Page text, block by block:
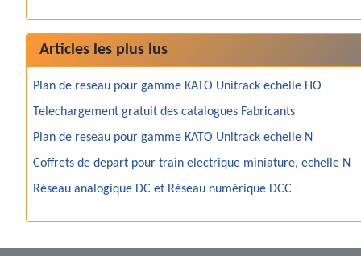
Articles les plus lus
Plan de reseau pour gamme KATO Unitrack echelle HO
Telechargement gratuit des catalogues Fabricants
Plan de reseau pour gamme KATO Unitrack echelle N
Coffrets de depart pour train electrique miniature, echelle N
Réseau analogique DC et Réseau numérique DCC